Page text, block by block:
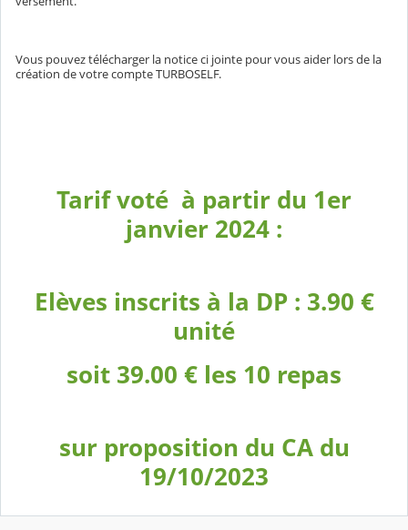
Vous pouvez télécharger la notice ci jointe pour vous aider lors de la
création de votre compte TURBOSELF.
Tarif voté à partir du 1er
janvier 2024 :
Elèves inscrits à la DP : 3.90 €
unité
soit 39.00 € les 10 repas
sur proposition du CA du
19/10/2023